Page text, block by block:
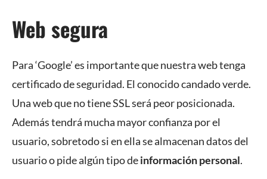
Web segura
Para ‘Google’ es importante que nuestra web tenga
certificado de seguridad. El conocido candado verde.
Una web que no tiene SSL será peor posicionada.
Además tendrá mucha mayor confianza por el
usuario, sobretodo si en ella se almacenan datos del
usuario o pide algún tipo deinformación personal.